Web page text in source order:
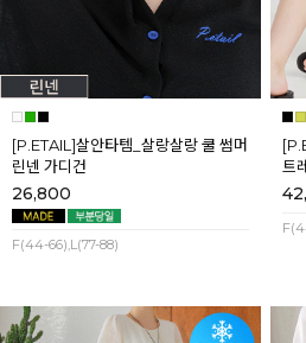
[P.ETAIL]살안타템_살랑살랑 쿨 썸머
린넨 가디건
26,800
F(44-66),L(77-88)
트